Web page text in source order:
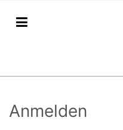
Anmelden